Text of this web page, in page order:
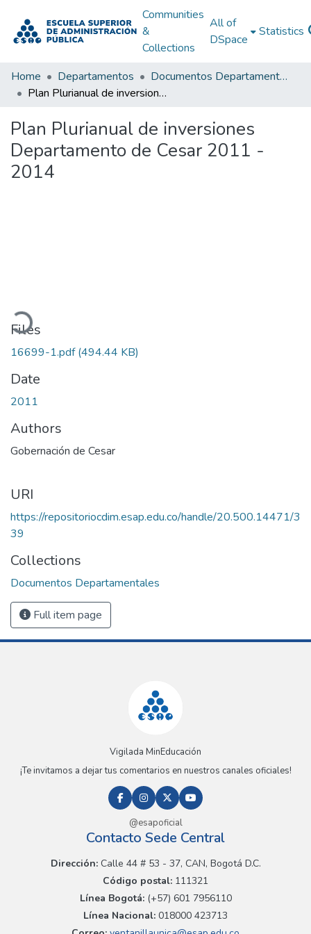
Communities
&
Collections
All of
DSpace
Statistics
Home Departamentos
Documentos Departamentales
Plan Plurianual de inversiones Departamento de Cesar 2011 - 2014
Plan Plurianual de inversiones
Departamento de Cesar 2011 -
2014
Files
16699-1.pdf(494.44 KB)
Date
2011
Authors
Gobernación de Cesar
URI
https://repositoriocdim.esap.edu.co/handle/20.500.14471/3
39
Collections
Documentos Departamentales
Full item page
Vigilada MinEducación
¡Te invitamos a dejar tus comentarios en nuestros canales oficiales!
@esapoficial
Contacto Sede Central
Dirección:Calle 44 # 53 - 37, CAN, Bogotá D.C.
Código postal: 111321
Línea Bogotá:(+57) 601 7956110
Línea Nacional: 018000 423713